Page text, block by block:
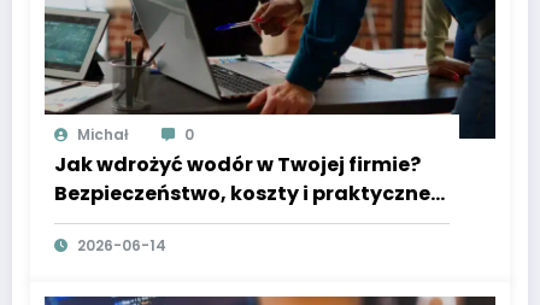
Michał 0
Jak wdrożyć wodór w Twojej firmie?
Bezpieczeństwo, koszty i praktyczne
porady
2026-06-14